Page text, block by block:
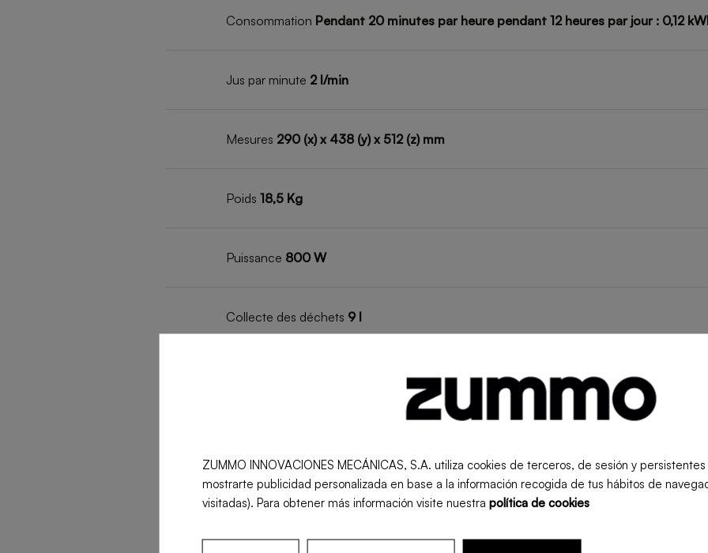
Consommation Pendant 20 minutes par heure pendant 12 heures par jour : 0,12
Jus par minute 2 l/min
Mesures 290 (x) x 438 (y) x 512 (z) mm
Poids18,5 Kg
Puissance 800 W
Collecte des déchets 9 l
ZUMMO INNOVACIONES MECÁNICAS, S.A. utiliza cookies de terceros, de sesión y
mostrarte publicidad personalizada en base a la información recogida de tus hábitos de
visitadas). Para obtener más información visite nuestra política de cookies